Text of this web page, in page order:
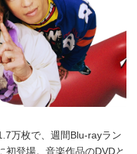
万枚で、週間Blu-rayラン
初登場。音楽作品のDVDと